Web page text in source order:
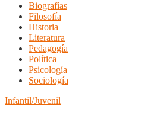
Biografías
Filosofía
Historia
Literatura
Pedagogía
Política
Psicología
Sociología
Infantil/Juvenil